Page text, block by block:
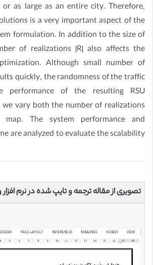
as large as an entire city. Therefore,
is a very important aspect of the
formulation. In addition to the size of
of realizations |R| also affects the
Although small number of
quickly, the randomness of the traffic
performance of the resulting RSU
vary both the number of realizations
The system performance and
are analyzed to evaluate the scalability
تصویری از مقاله ترجمه و تایپ شده در نرم افزار